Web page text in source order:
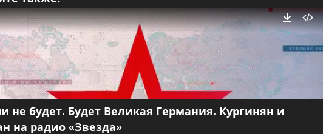
не будет. Будет Великая Германия. Кургинян и
на радио «Звезда»